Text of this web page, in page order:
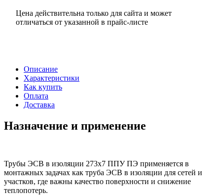
Цена действительна только для сайта и может
отличаться от указанной в прайс-листе
Описание
Характеристики
Как купить
Оплата
Доставка
Назначение и применение
Трубы ЭСВ в изоляции 273х7 ППУ ПЭ применяется в
монтажных задачах как труба ЭСВ в изоляции для сетей и
участков, где важны качество поверхности и снижение
теплопотерь.